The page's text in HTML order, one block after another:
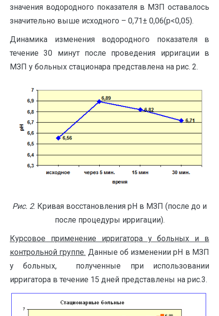
значения водородного показателя в МЗП оставалось
значительно выше исходного – 0,71± 0,06(p<0,05).
Динамика изменения водородного показателя в
течение 30 минут после проведения ирригации в
МЗП у больных стационара представлена на рис. 2.
Рис. 2. Кривая восстановления рН в МЗП (после до и
после процедуры ирригации).
Курсовое применение ирригатора у больных и в
контрольной группе. Данные об изменении рН в МЗП
у больных, полученные при использовании
ирригатора в течение 15 дней представлены на рис.3.